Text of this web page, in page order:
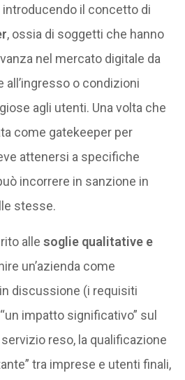
il concetto di
, ossia di soggetti che hanno
nel mercato digitale da
all’ingresso o condizioni
agli utenti. Una volta che
come gatekeeper per
attenersi a specifiche
incorrere in sanzione in
stesse.
alle soglie qualitative e
un’azienda come
discussione (i requisiti
impatto significativo” sul
reso, la qualificazione
tra imprese e utenti finali,